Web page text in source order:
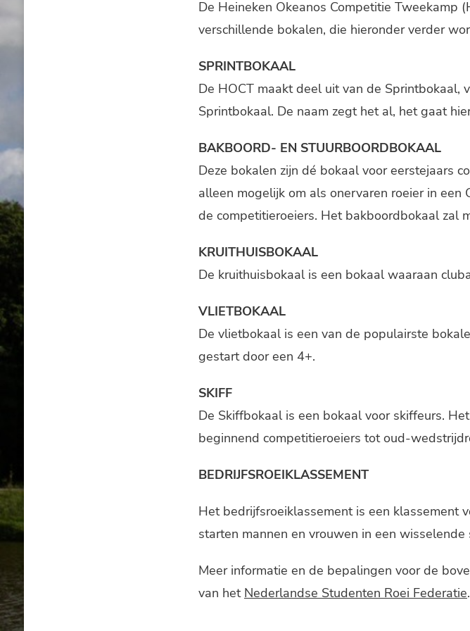
De Heineken Okeanos Competitie Tweekamp
verschillende bokalen, die hieronder verder
SPRINTBOKAAL
De HOCT maakt deel uit van de Sprintbokaal,
Sprintbokaal. De naam zegt het al, het gaat
BAKBOORD- EN STUURBOORDBOKAAL
Deze bokalen zijn dé bokaal voor eerstejaars
alleen mogelijk om als onervaren roeier in
de competitieroeiers. Het bakboordbokaal zal
KRUITHUISBOKAAL
De kruithuisbokaal is een bokaal waaraan
VLIETBOKAAL
De vlietbokaal is een van de populairste
gestart door een 4+.
SKIFF
De Skiffbokaal is een bokaal voor skiffeurs.
beginnend competitieroeiers tot oud-
BEDRIJFSROEIKLASSEMENT
Het bedrijfsroeiklassement is een klassement
starten mannen en vrouwen in een
Meer informatie en de bepalingen voor de
van het Nederlandse Studenten Roei Federatie.